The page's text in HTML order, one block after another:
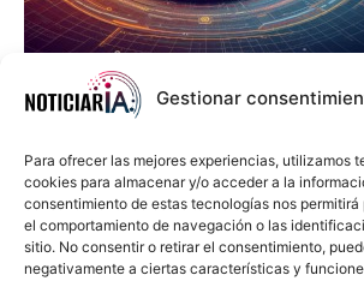
Gestionar
Para ofrecer las mejores experiencias, utilizamos
cookies para almacenar y/o acceder a la
consentimiento de estas tecnologías nos
el comportamiento de navegación o las
sitio. No consentir o retirar el consentimiento,
negativamente a ciertas características y